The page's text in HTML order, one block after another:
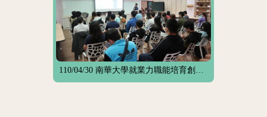
110/04/30 南華大學就業力職能培育創業交享聚，邱健盟總經理勉勵大學生培養創業的勇氣